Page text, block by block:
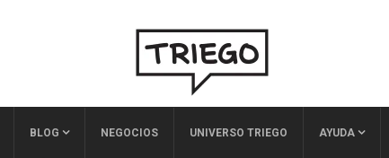
BLOG NEGOCIOS UNIVERSO TRIEGO AYUDA